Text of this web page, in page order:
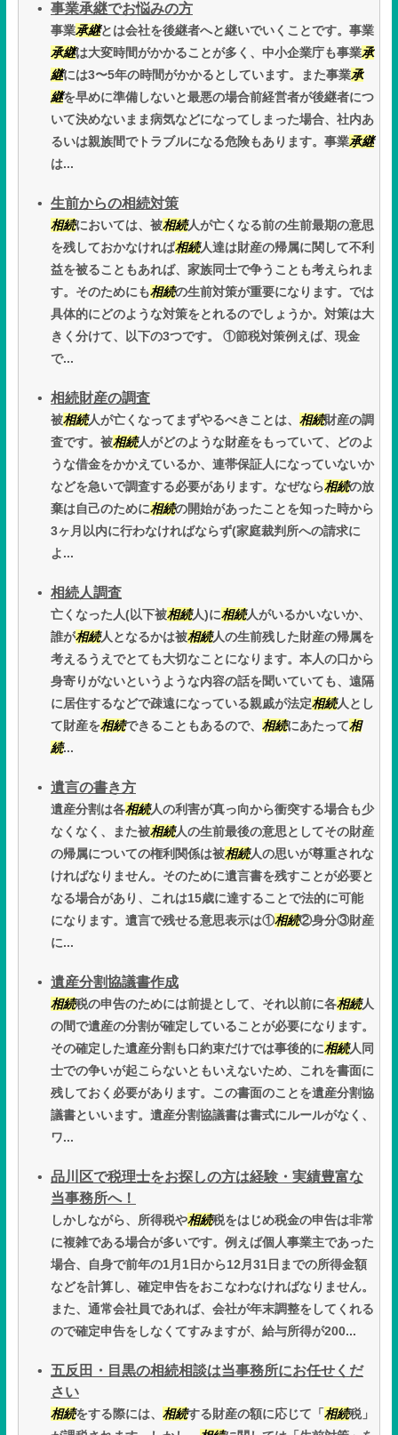
事業承継でお悩みの方
事業承継とは会社を後継者へと継いでいくことです。事業
承継は大変時間がかかることが多く、中小企業庁も事業承
継には3〜5年の時間がかかるとしています。また事業承
継を早めに準備しないと最悪の場合前経営者が後継者につ
いて決めないまま病気などになってしまった場合、社内あ
るいは親族間でトラブルになる危険もあります。事業承継
は...
生前からの相続対策
相続においては、被相続人が亡くなる前の生前最期の意思
を残しておかなければ相続人達は財産の帰属に関して不利
益を被ることもあれば、家族同士で争うことも考えられま
す。そのためにも相続の生前対策が重要になります。では
具体的にどのような対策をとれるのでしょうか。対策は大
きく分けて、以下の3つです。 ①節税対策例えば、現金
で...
相続財産の調査
被相続人が亡くなってまずやるべきことは、 相続財産の調
査です。被相続人がどのような財産をもっていて、どのよ
うな借金をかかえているか、連帯保証人になっていないか
などを急いで調査する必要があります。なぜなら相続の放
棄は自己のために相続の開始があったことを知った時から
3ヶ月以内に行わなければならず(家庭裁判所への請求に
よ...
相続人調査
亡くなった人(以下被相続人)に相続人がいるかいないか、
誰が相続人となるかは被相続人の生前残した財産の帰属を
考えるうえでとても大切なことになります。本人の口から
身寄りがないというような内容の話を聞いていても、遠隔
に居住するなどで疎遠になっている親戚が法定相続人とし
て財産を相続できることもあるので、 相続にあたって相
続...
遺言の書き方
遺産分割は各相続人の利害が真っ向から衝突する場合も少
なくなく、また被相続人の生前最後の意思としてその財産
の帰属についての権利関係は被相続人の思いが尊重されな
ければなりません。そのために遺言書を残すことが必要と
なる場合があり、これは15歳に達することで法的に可能
になります。遺言で残せる意思表示は①相続②身分③財産
に...
遺産分割協議書作成
相続税の申告のためには前提として、それ以前に各相続人
の間で遺産の分割が確定していることが必要になります。
その確定した遺産分割も口約束だけでは事後的に相続人同
士での争いが起こらないともいえないため、これを書面に
残しておく必要があります。この書面のことを遺産分割協
議書といいます。遺産分割協議書は書式にルールがなく、
ワ...
品川区で税理士をお探しの方は経験・実績豊富な
当事務所へ！
しかしながら、所得税や相続税をはじめ税金の申告は非常
に複雑である場合が多いです。例えば個人事業主であった
場合、自身で前年の1月1日から12月31日までの所得金額
などを計算し、確定申告をおこなわなければなりません。
また、通常会社員であれば、会社が年末調整をしてくれる
ので確定申告をしなくてすみますが、給与所得が200...
五反田・目黒の相続相談は当事務所にお任せくだ
さい
相続をする際には、 相続する財産の額に応じて「 相続税」